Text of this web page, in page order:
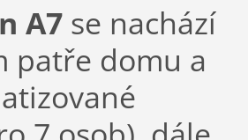
A7se nachází
patře domu a